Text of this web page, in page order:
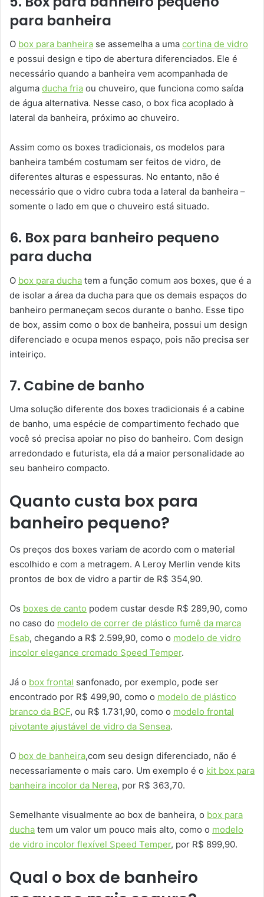
para banheira
O box para banheira se assemelha a uma cortina de vidro
e possui design e tipo de abertura diferenciados. Ele é
necessário quando a banheira vem acompanhada de
alguma ducha fria ou chuveiro, que funciona como saída
de água alternativa. Nesse caso, o box fica acoplado à
lateral da banheira, próximo ao chuveiro.
Assim como os boxes tradicionais, os modelos para
banheira também costumam ser feitos de vidro, de
diferentes alturas e espessuras. No entanto, não é
necessário que o vidro cubra toda a lateral da banheira –
somente o lado em que o chuveiro está situado.
6. Box para banheiro pequeno
para ducha
O box para ducha tem a função comum aos boxes, que é a
de isolar a área da ducha para que os demais espaços do
banheiro permaneçam secos durante o banho. Esse tipo
de box, assim como o box de banheira, possui um design
diferenciado e ocupa menos espaço, pois não precisa ser
inteiriço.
7. Cabine de banho
Uma solução diferente dos boxes tradicionais é a cabine
de banho, uma espécie de compartimento fechado que
você só precisa apoiar no piso do banheiro. Com design
arredondado e futurista, ela dá a maior personalidade ao
seu banheiro compacto.
Quanto custa box para
banheiro pequeno?
Os preços dos boxes variam de acordo com o material
escolhido e com a metragem. A Leroy Merlin vende kits
prontos de box de vidro a partir de R$ 354,90.
Os boxes de canto podem custar desde R$ 289,90, como
no caso do modelo de correr de plástico fumê da marca
Esab, chegando a R$ 2.599,90, como o modelo de vidro
incolor elegance cromado Speed Temper.
Já o box frontal sanfonado, por exemplo, pode ser
encontrado por R$ 499,90, como o modelo de plástico
branco da BCF, ou R$ 1.731,90, como o modelo frontal
pivotante ajustável de vidro da Sensea.
O box de banheira,com seu design diferenciado, não é
necessariamente o mais caro. Um exemplo é o kit box para
banheira incolor da Nerea, por R$ 363,70.
Semelhante visualmente ao box de banheira, o box para
ducha tem um valor um pouco mais alto, como o modelo
de vidro incolor flexível Speed Temper, por R$ 899,90.
Qual o box de banheiro